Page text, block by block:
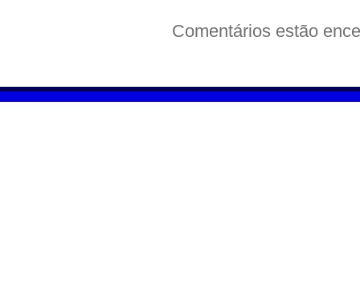
Comentários estão